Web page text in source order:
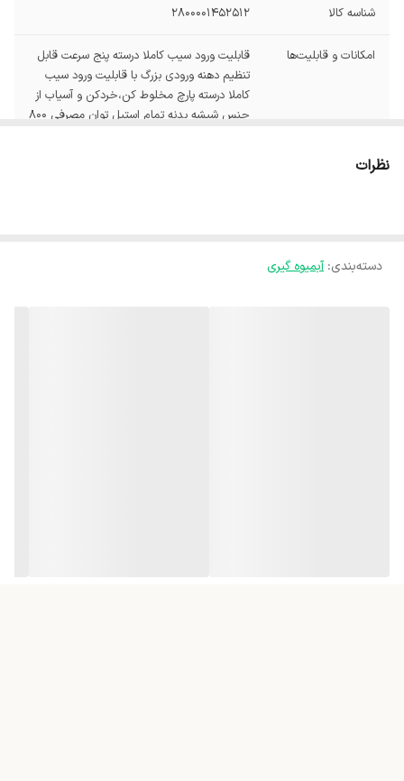
شناسه کالا 2800001452512
امکانات و قابلیت‌ها
قابلیت ورود سیب کاملا درسته پنج سرعت قابل
تنظیم دهنه ورودی بزرگ با قابلیت ورود سیب
کاملا درسته پارچ مخلوط کن،خردکن و آسیاب از
جنس شیشه بدنه تمام استیل توان مصرفی 800
طول سیم
سایز دهانه ورودی
نظرات
دسته‌بندی:آبمیوه گیری